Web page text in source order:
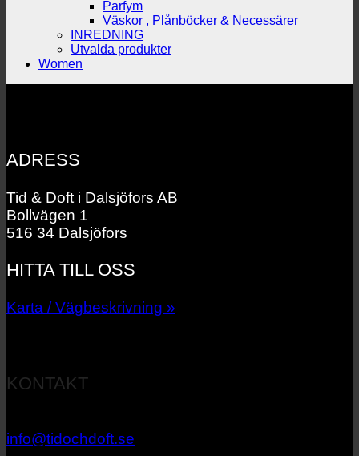
Parfym
Väskor , Plånböcker & Necessärer
INREDNING
Utvalda produkter
Women
ADRESS
Tid & Doft i Dalsjöfors AB
Bollvägen 1
516 34 Dalsjöfors
HITTA TILL OSS
Karta / Vägbeskrivning »
KONTAKT
info@tidochdoft.se